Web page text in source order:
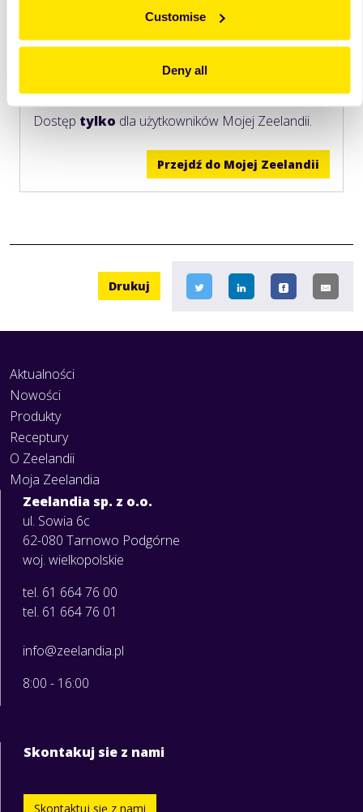
Customise
Deny all
Odkryj więcej niż widzisz na tej karcie
Zobacz składniki, receptury i wskazówki, które
pomogą Ci lepiej wykorzystać ten produkt na co
Dostęp tylko dla użytkowników Mojej Zeelandii.
Przejdź do Mojej Zeelandii
Drukuj
Aktualności
Nowości
Produkty
Receptury
O Zeelandii
Moja Zeelandia
Zeelandia sp. z o.o.
ul. Sowia 6c
62-080 Tarnowo Podgórne
woj. wielkopolskie
tel. 61 664 76 00
tel. 61 664 76 01
info@zeelandia.pl
8:00 - 16:00
Skontakuj sie z nami
Skontaktuj się z nami